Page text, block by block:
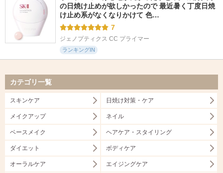
の日焼け止めが欲しかったので 最近暑く丁度日焼
け止め系がなくなりかけて 色…
7
ジェノプティクス CC プライマー
ランキングIN
カテゴリ一覧
スキンケア 日焼け対策・ケア
メイクアップ ネイル
ベースメイク ヘアケア・スタイリング
ダイエット ボディケア
オーラルケア エイジングケア